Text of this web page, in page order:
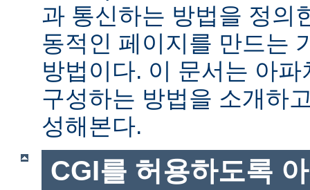
과 통신하는 방법을 정의
동적인 페이지를 만드는
방법이다. 이 문서는 아
구성하는 방법을 소개하
성해본다.
CGI를 허용하도록